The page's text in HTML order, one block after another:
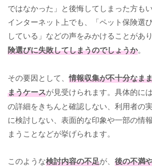
ではなかった」と後悔してしまった方も
インターネット上でも、「ペット保険選
している」などの声をみかけることがあり
険選びに失敗してしまうのでしょうか。
その要因として、情報収集が不十分なま
まうケースが見受けられます。具体的に
の詳細をきちんと確認しない、利用者の
に検討しない、表面的な印象や一部の情
まうことなどが挙げられます。
このような検討内容の不足が、 後の不満